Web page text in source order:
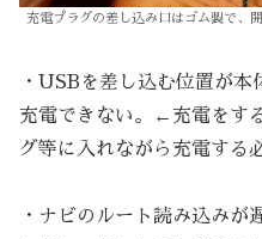
充電プラグの差し込み口はゴム製で、
・USBを差し込む位置が
充電できない。←充電をす
グ等に入れながら充電する
・ナビのルート読み込みが